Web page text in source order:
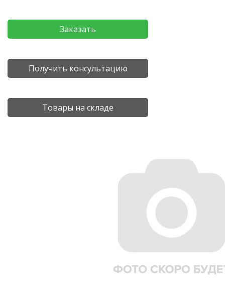
Заказать
Получить консультацию
Товары на складе